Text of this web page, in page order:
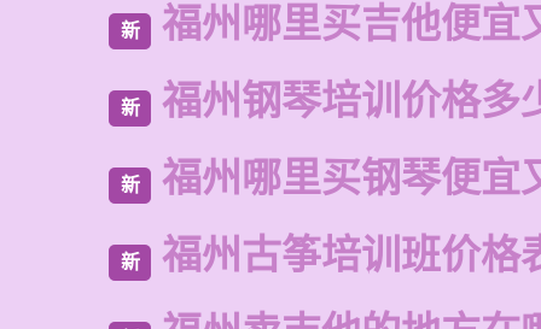
新 福州哪里买吉他便宜
新 福州钢琴培训价格多
新 福州哪里买钢琴便宜
新 福州古筝培训班价格